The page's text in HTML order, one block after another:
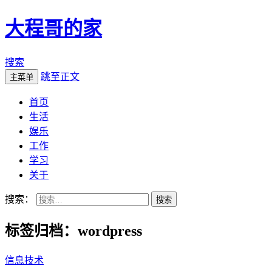
大程哥的家
搜索
主菜单 跳至正文
首页
生活
娱乐
工作
学习
关于
搜索：
标签归档：wordpress
信息技术